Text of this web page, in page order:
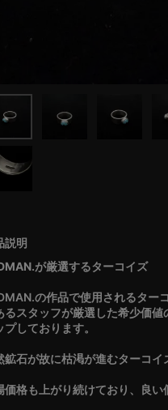
が厳選するターコイズ
の作品で使用されるター
るスタッフが厳選した希少価
プしております。
鉱石が故に枯渇が進むターコ
価格も上がり続けており、良い